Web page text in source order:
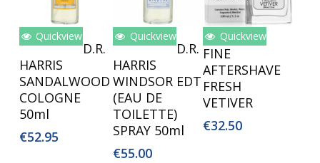
Toevoegen
Aan
Winkelwagen
Quickview
D.R.
HARRIS
SANDALWOOD
COLOGNE
50ml
€52.95
Toevoegen
Aan
Winkelwagen
Quickview
D.R.
HARRIS
WINDSOR EDT
(EAU DE
TOILETTE)
SPRAY 50ml
€55.00
Lees Verder
Quickview
FINE
AFTERSHAVE
FRESH
VETIVER
€32.50